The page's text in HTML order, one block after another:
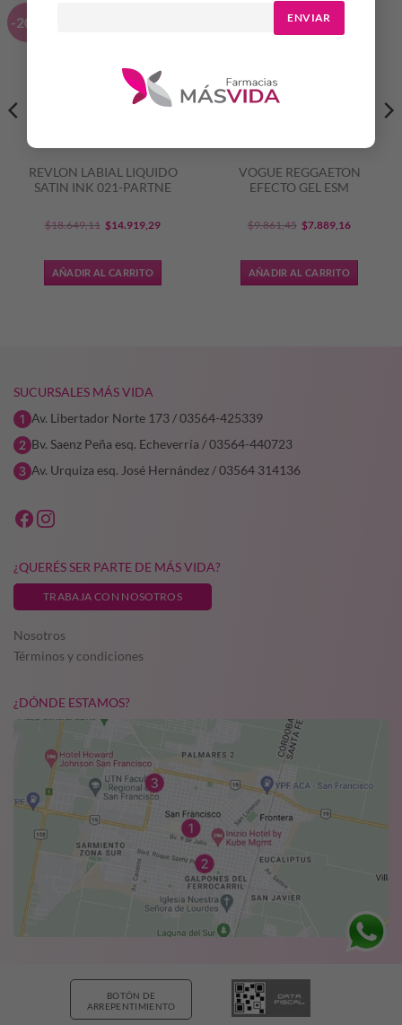
ENVIAR
-20%
REVLON LABIAL LIQUIDO
SATIN INK 021-PARTNE
$18.649,11 El
original
era:
$14.919,29El
es:
AÑADIR AL CARRITO
VOGUE REGGAETON
EFECTO GEL ESM
$9.861,45 El
original
era:
$7.889,16El
es:
AÑADIR AL CARRITO
SUCURSALES MÁS VIDA
Av. Libertador Norte 173 / 03564-425339
Bv. Saenz Peña esq. Echeverría / 03564-440723
Av. Urquiza esq. José Hernández / 03564 314136
¿QUERÉS SER PARTE DE MÁS VIDA?
TRABAJA CON NOSOTROS
Nosotros
Términos y condiciones
¿DÓNDE ESTAMOS?
BOTÓN DE
ARREPENTIMIENTO